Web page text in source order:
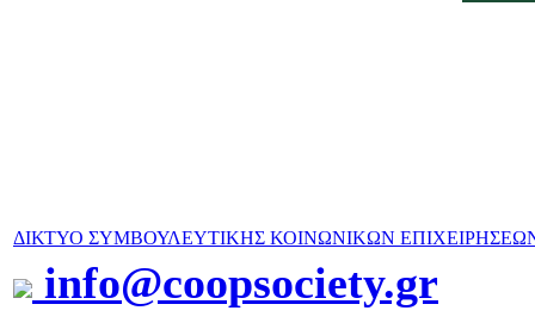
ΔΙΚΤΥΟ ΣΥΜΒΟΥΛΕΥΤΙΚΗΣ ΚΟΙΝΩΝΙΚΩΝ
info@coopsociety.gr